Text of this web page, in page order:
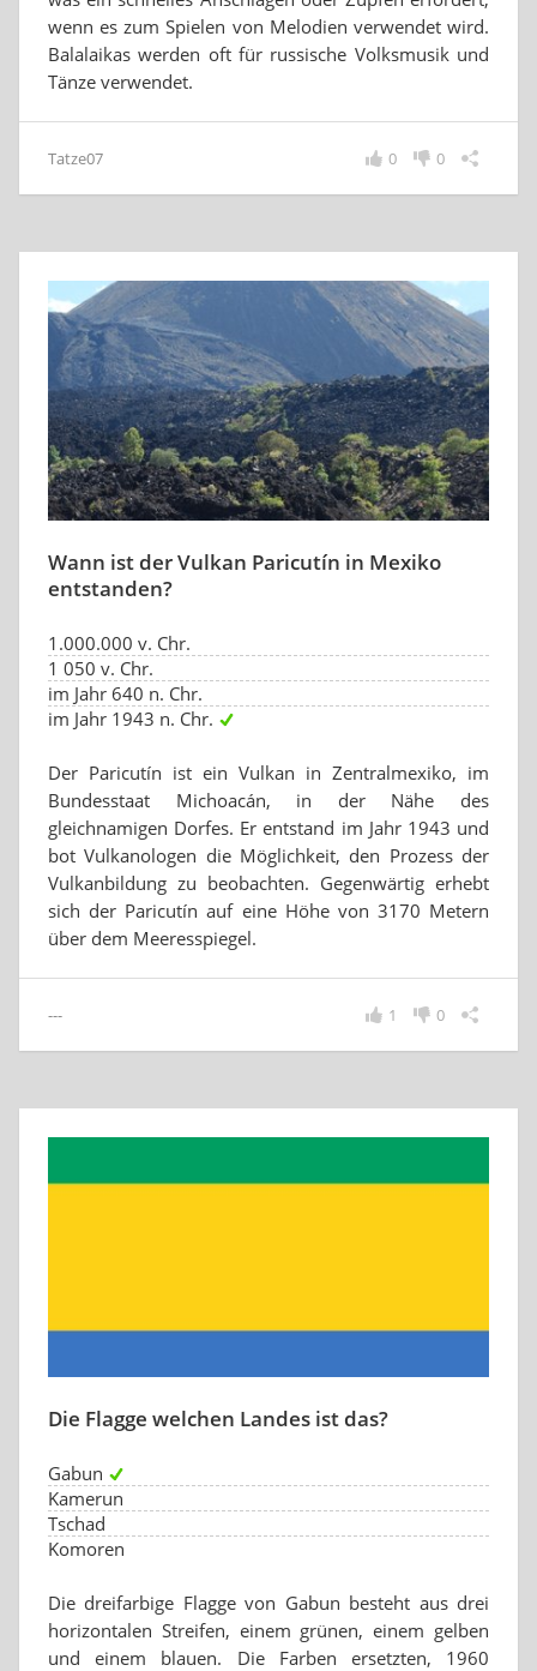
wenn es zum Spielen von Melodien verwendet wird.
Balalaikas werden oft für russische Volksmusik und
Tänze verwendet.
Tatze07 0
0
Wann ist der Vulkan Paricutín in Mexiko
entstanden?
1.000.000 v. Chr.
1 050 v. Chr.
im Jahr 640 n. Chr.
im Jahr 1943 n. Chr.
Der Paricutín ist ein Vulkan in Zentralmexiko, im
Bundesstaat Michoacán, in der Nähe des
gleichnamigen Dorfes. Er entstand im Jahr 1943 und
bot Vulkanologen die Möglichkeit, den Prozess der
Vulkanbildung zu beobachten. Gegenwärtig erhebt
sich der Paricutín auf eine Höhe von 3170 Metern
über dem Meeresspiegel.
--- 0
1
Die Flagge welchen Landes ist das?
Gabun
Kamerun
Tschad
Komoren
Die dreifarbige Flagge von Gabun besteht aus drei
horizontalen Streifen, einem grünen, einem gelben
und einem blauen. Die Farben ersetzten, 1960